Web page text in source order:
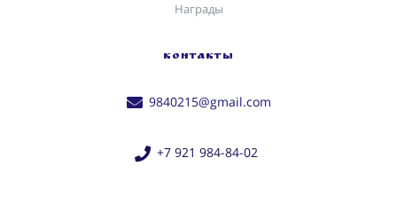
Награды
КОНТАКТЫ
9840215@gmail.com
+7 921 984-84-02